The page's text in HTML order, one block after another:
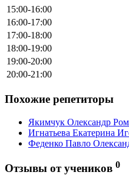
15:00-16:00
16:00-17:00
17:00-18:00
18:00-19:00
19:00-20:00
20:00-21:00
Похожие репетиторы
Якимчук Олександр
Игнатьева Екатерина
Феденко Павло
Отзывы от учеников 0